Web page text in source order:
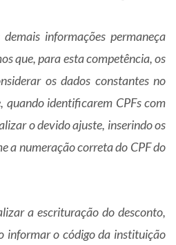
informações permaneça
que, para esta competência, os
os dados constantes no
quando identificarem CPFs com
o devido ajuste, inserindo os
a numeração correta do CPF do
a escrituração do desconto,
informar o código da instituição